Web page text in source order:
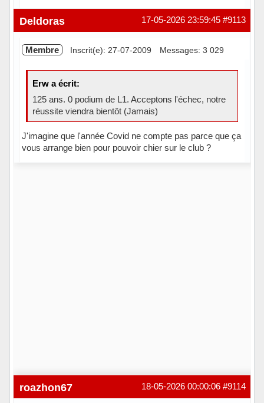
Hors ligne #9113
17-05-2026 23:59:45
Deldoras
Membre Inscrit(e): 27-07-2009 Messages: 3 029
Erw a écrit:
125 ans. 0 podium de L1. Acceptons l'échec, notre
réussite viendra bientôt (Jamais)
J'imagine que l'année Covid ne compte pas parce que ça
vous arrange bien pour pouvoir chier sur le club ?
#9114
18-05-2026 00:00:06
roazhon67